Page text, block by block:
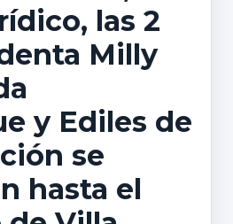
las 2
Milly
y Ediles de
se
hasta el